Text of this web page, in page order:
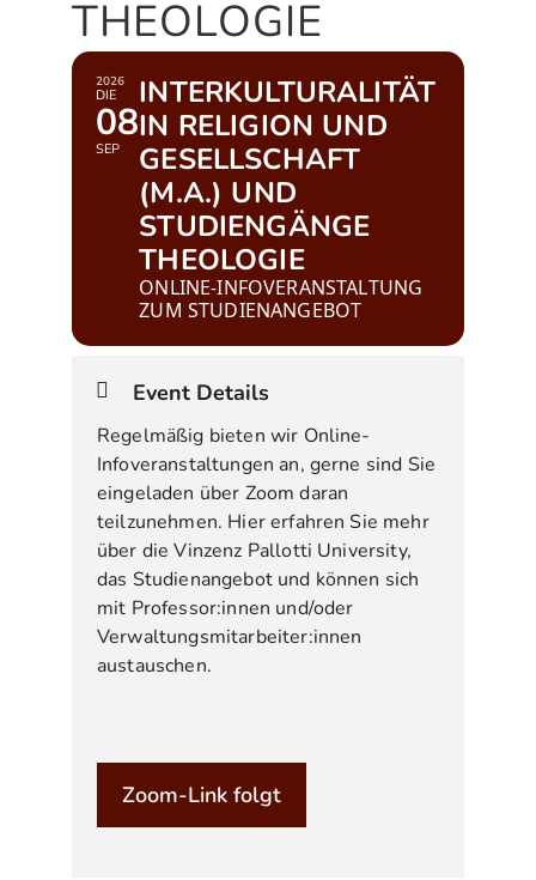
THEOLOGIE
2026
DIE
08
SEP
INTERKULTURALITÄT
IN RELIGION UND
GESELLSCHAFT
(M.A.) UND
STUDIENGÄNGE
THEOLOGIE
ONLINE-INFOVERANSTALTUNG
ZUM STUDIENANGEBOT
Event Details
Regelmäßig bieten wir Online-
Infoveranstaltungen an, gerne sind Sie
eingeladen über Zoom daran
teilzunehmen. Hier erfahren Sie mehr
über die Vinzenz Pallotti University,
das Studienangebot und können sich
mit Professor:innen und/oder
Verwaltungsmitarbeiter:innen
austauschen.
Zoom-Link folgt